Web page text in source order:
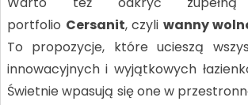
portfolio Cersanit, czyli wanny
To propozycje, które ucieszą
innowacyjnych i wyjątkowych
Świetnie wpasują się one w